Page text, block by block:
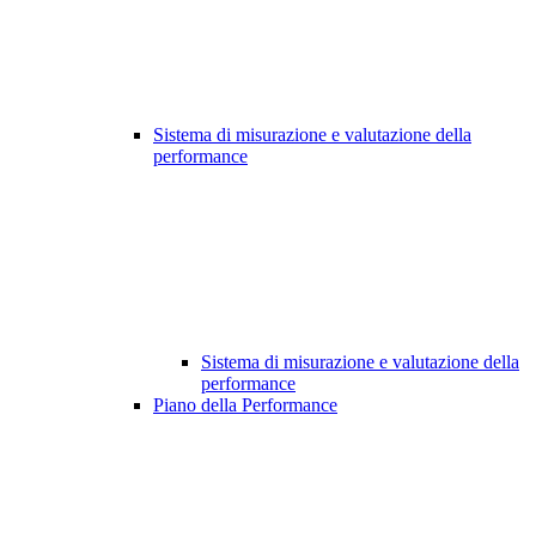
Sistema di misurazione e valutazione della
performance
Sistema di misurazione e valutazione della
performance
Piano della Performance